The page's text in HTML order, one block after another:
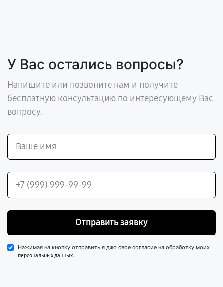
У Вас остались вопросы?
Напишите или позвоните нам и получите
бесплатную консультацию по интересующему Вас
вопросу.
Отправить заявку
Нажимая на кнопку отправить я даю свое согласие на обработку моих
персональных данных.